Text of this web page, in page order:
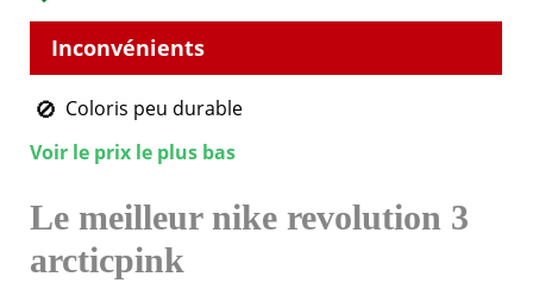
Coloris peu durable
Voir le prix le plus bas
Le meilleur nike revolution 3
arcticpink